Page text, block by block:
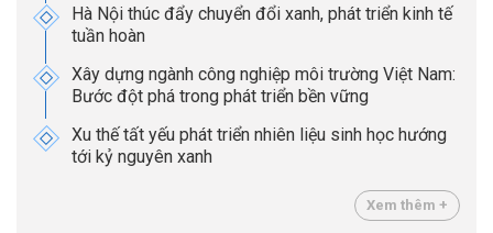
Hà Nội thúc đẩy chuyển đổi xanh, phát triển kinh tế
tuần hoàn
Xây dựng ngành công nghiệp môi trường Việt Nam:
Bước đột phá trong phát triển bền vững
Xu thế tất yếu phát triển nhiên liệu sinh học hướng
tới kỷ nguyên xanh
Xem thêm +